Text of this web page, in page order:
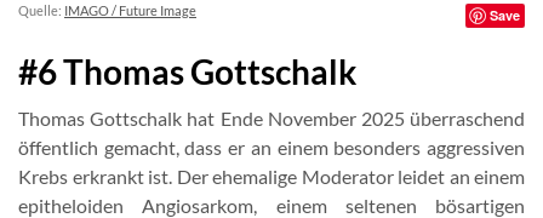
Quelle: IMAGO / Future Image Save
#6 Thomas Gottschalk
Thomas Gottschalk hat Ende November 2025 überraschend
öffentlich gemacht, dass er an einem besonders aggressiven
Krebs erkrankt ist. Der ehemalige Moderator leidet an einem
epitheloiden Angiosarkom, einem seltenen bösartigen